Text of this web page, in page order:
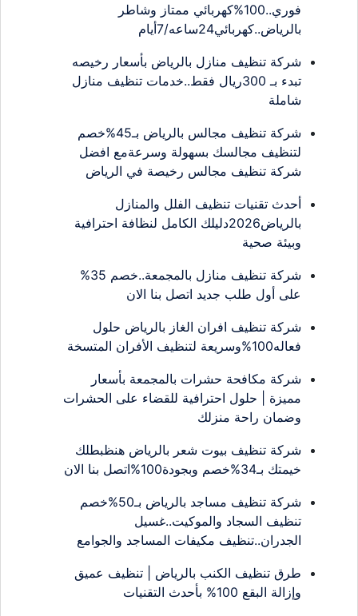
فوري..100%كهربائي ممتاز وشاطر
بالرياض..كهربائي24ساعه/7أيام
شركة تنظيف منازل بالرياض بأسعار رخيصه
تبدء بـ 300ريال فقط..خدمات تنظيف منازل
شاملة
شركة تنظيف مجالس بالرياض بـ45%خصم
لتنظيف مجالسك بسهولة وسرعةمع افضل
شركة تنظيف مجالس رخيصة في الرياض
أحدث تقنيات تنظيف الفلل والمنازل
بالرياض2026دليلك الكامل لنظافة احترافية
وبيئة صحية
شركة تنظيف منازل بالمجمعة..خصم 35%
على أول طلب جديد اتصل بنا الان
شركة تنظيف افران الغاز بالرياض حلول
فعاله100%وسريعة لتنظيف الأفران المتسخة
شركة مكافحة حشرات بالمجمعة بأسعار
مميزة | حلول احترافية للقضاء على الحشرات
وضمان راحة منزلك
شركة تنظيف بيوت شعر بالرياض هنظبطلك
خيمتك بـ34%خصم وبجودة100%اتصل بنا الان
شركة تنظيف مساجد بالرياض بـ50%خصم
تنظيف السجاد والموكيت..غسيل
الجدران..تنظيف مكيفات المساجد والجوامع
طرق تنظيف الكنب بالرياض | تنظيف عميق
وإزالة البقع 100% بأحدث التقنيات